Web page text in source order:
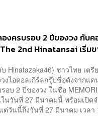
งครบรอบ 2 ปีของวง กับค
The 2nd Hinatansai เริ่
Hinatazaka46) ชาวไทย เตรี
งไอดอลเกิร์ลกรุ๊ปชื่อดังจากแ
อบ 2 ปีของวง ในชื่อ
นวันที่ 27 มีนาคมนี้ พร้อมเปิด
วันนี้ถึงวันที่ 27 มีนาคม เวลา